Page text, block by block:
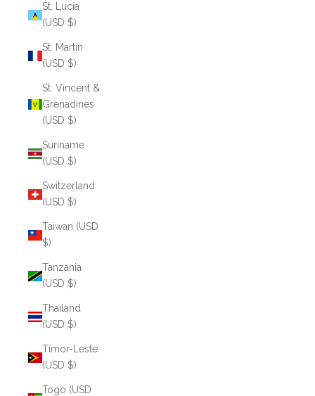
St. Lucia
(USD $)
St. Martin
(USD $)
St. Vincent &
Grenadines
(USD $)
Suriname
(USD $)
Switzerland
(USD $)
Taiwan (USD
$)
Tanzania
(USD $)
Thailand
(USD $)
Timor-Leste
(USD $)
Togo (USD